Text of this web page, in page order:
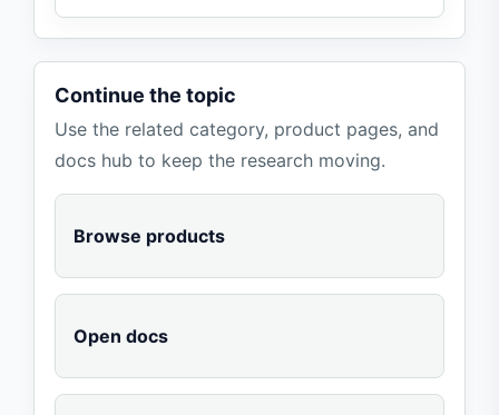
Continue the topic
Use the related category, product pages, and
docs hub to keep the research moving.
Browse products
Open docs